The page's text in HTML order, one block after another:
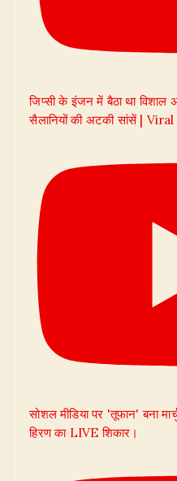
जिप्सी के इंजन में बैठा था विशाल
सैलानियों की अटकी सांसें |
सोशल मीडिया पर 'तूफान' बना
हिरण का LIVE शिकार।